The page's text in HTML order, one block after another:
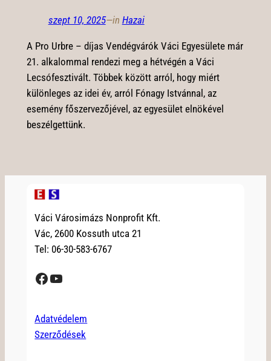
szept 10, 2025—in Hazai
A Pro Urbre – díjas Vendégvárók Váci Egyesülete már
21. alkalommal rendezi meg a hétvégén a Váci
Lecsófesztivált. Többek között arról, hogy miért
különleges az idei év, arról Fónagy Istvánnal, az
esemény főszervezőjével, az egyesület elnökével
beszélgettünk.
Váci Városimázs Nonprofit Kft.
Vác, 2600 Kossuth utca 21
Tel: 06-30-583-6767
Facebook YouTube
Adatvédelem
Szerződések